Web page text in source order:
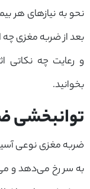
نحو به نیازهای هر
بعد از ضربه مغزی
و رعایت چه نکاتی
بخوانید.
توانبخشی
ضربه مغزی نوعی
به سر رخ می‌دهد و